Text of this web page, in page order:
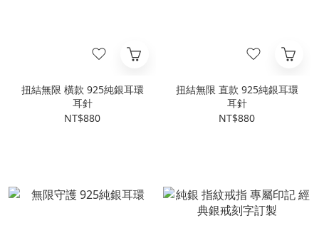
扭結無限 橫款 925純銀耳環
耳針
NT$880
扭結無限 直款 925純銀耳環
耳針
NT$880